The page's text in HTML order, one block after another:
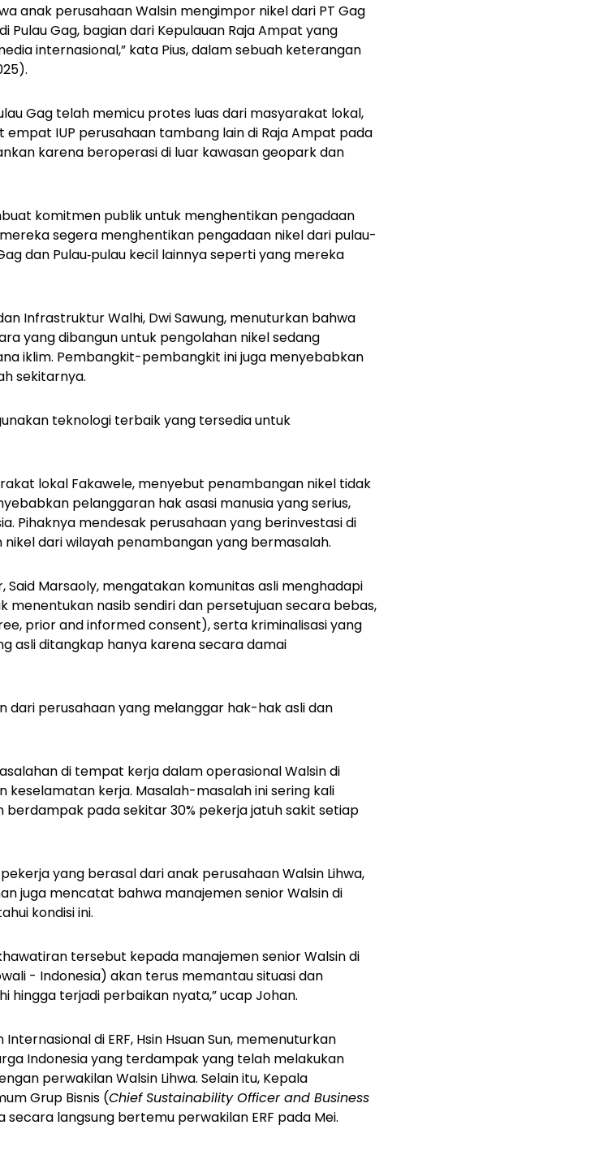
anak perusahaan Walsin mengimpor nikel dari PT Gag
Pulau Gag, bagian dari Kepulauan Raja Ampat yang
internasional,” kata Pius, dalam sebuah keterangan
Gag telah memicu protes luas dari masyarakat lokal,
IUP perusahaan tambang lain di Raja Ampat pada
karena beroperasi di luar kawasan geopark dan
komitmen publik untuk menghentikan pengadaan
segera menghentikan pengadaan nikel dari pulau-
dan Pulau‑pulau kecil lainnya seperti yang mereka
Infrastruktur Walhi, Dwi Sawung, menuturkan bahwa
yang dibangun untuk pengolahan nikel sedang
iklim. Pembangkit-pembangkit ini juga menyebabkan
sekitarnya.
teknologi terbaik yang tersedia untuk
lokal Fakawele, menyebut penambangan nikel tidak
pelanggaran hak asasi manusia yang serius,
Pihaknya mendesak perusahaan yang berinvestasi di
dari wilayah penambangan yang bermasalah.
Said Marsaoly, mengatakan komunitas asli menghadapi
nasib sendiri dan persetujuan secara bebas,
prior and informed consent), serta kriminalisasi yang
asli ditangkap hanya karena secara damai
dari perusahaan yang melanggar hak-hak asli dan
di tempat kerja dalam operasional Walsin di
keselamatan kerja. Masalah-masalah ini sering kali
pada sekitar 30% pekerja jatuh sakit setiap
yang berasal dari anak perusahaan Walsin Lihwa,
juga mencatat bahwa manajemen senior Walsin di
kondisi ini.
tersebut kepada manajemen senior Walsin di
- Indonesia) akan terus memantau situasi dan
hingga terjadi perbaikan nyata,” ucap Johan.
di ERF, Hsin Hsuan Sun, memenuturkan
Indonesia yang terdampak yang telah melakukan
perwakilan Walsin Lihwa. Selain itu, Kepala
Grup Bisnis (Chief Sustainability Officer and Business
secara langsung bertemu perwakilan ERF pada Mei.